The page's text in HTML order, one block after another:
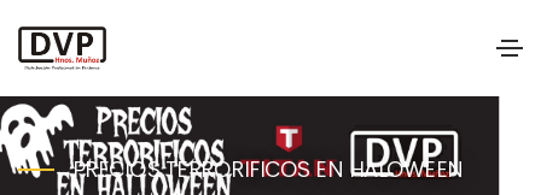
Saltar al contenido principal
DVP Hnos.Muñoz
PRECIOS TERRORIFICOS EN HALOWEEN